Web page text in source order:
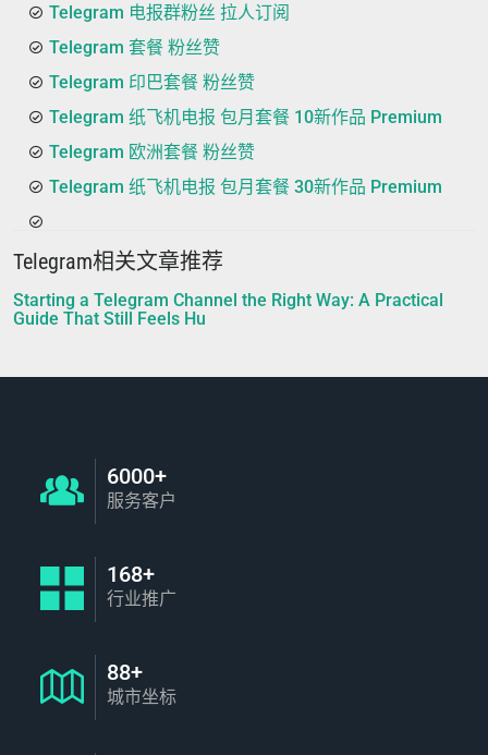
Telegram 电报群粉丝 拉人订阅
Telegram 套餐 粉丝赞
Telegram 印巴套餐 粉丝赞
Telegram 纸飞机电报 包月套餐 10新作品 Premium
Telegram 欧洲套餐 粉丝赞
Telegram 纸飞机电报 包月套餐 30新作品 Premium
Telegram相关文章推荐
Starting a Telegram Channel the Right Way: A Practical
Guide That Still Feels Hu
6000+
服务客户
168+
行业推广
88+
城市坐标